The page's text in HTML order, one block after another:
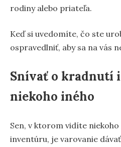
rodiny alebo priateľa.
Keď si uvedomíte, čo ste
ospravedlniť, aby sa na vás
Snívať o kradnutí
niekoho iného
Sen, v ktorom vidíte
inventúru, je varovanie